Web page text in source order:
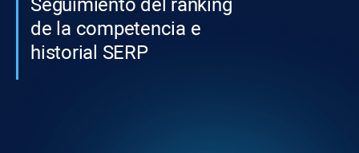
Seguimiento del ranking
de la competencia e
historial SERP